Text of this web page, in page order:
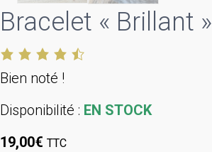
Bracelet « Brillant »
Bien noté !
Disponibilité : EN STOCK
19,00€ TTC